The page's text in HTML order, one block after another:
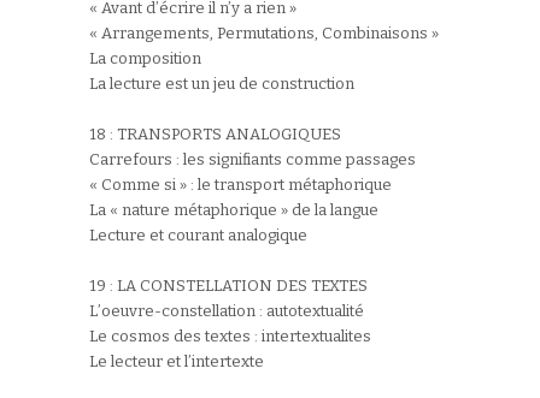
« Avant d’écrire il n’y a rien »
« Arrangements, Permutations, Combinaisons »
La composition
La lecture est un jeu de construction
18 : TRANSPORTS ANALOGIQUES
Carrefours : les signifiants comme passages
« Comme si » : le transport métaphorique
La « nature métaphorique » de la langue
Lecture et courant analogique
19 : LA CONSTELLATION DES TEXTES
L’oeuvre-constellation : autotextualité
Le cosmos des textes : intertextualites
Le lecteur et l’intertexte